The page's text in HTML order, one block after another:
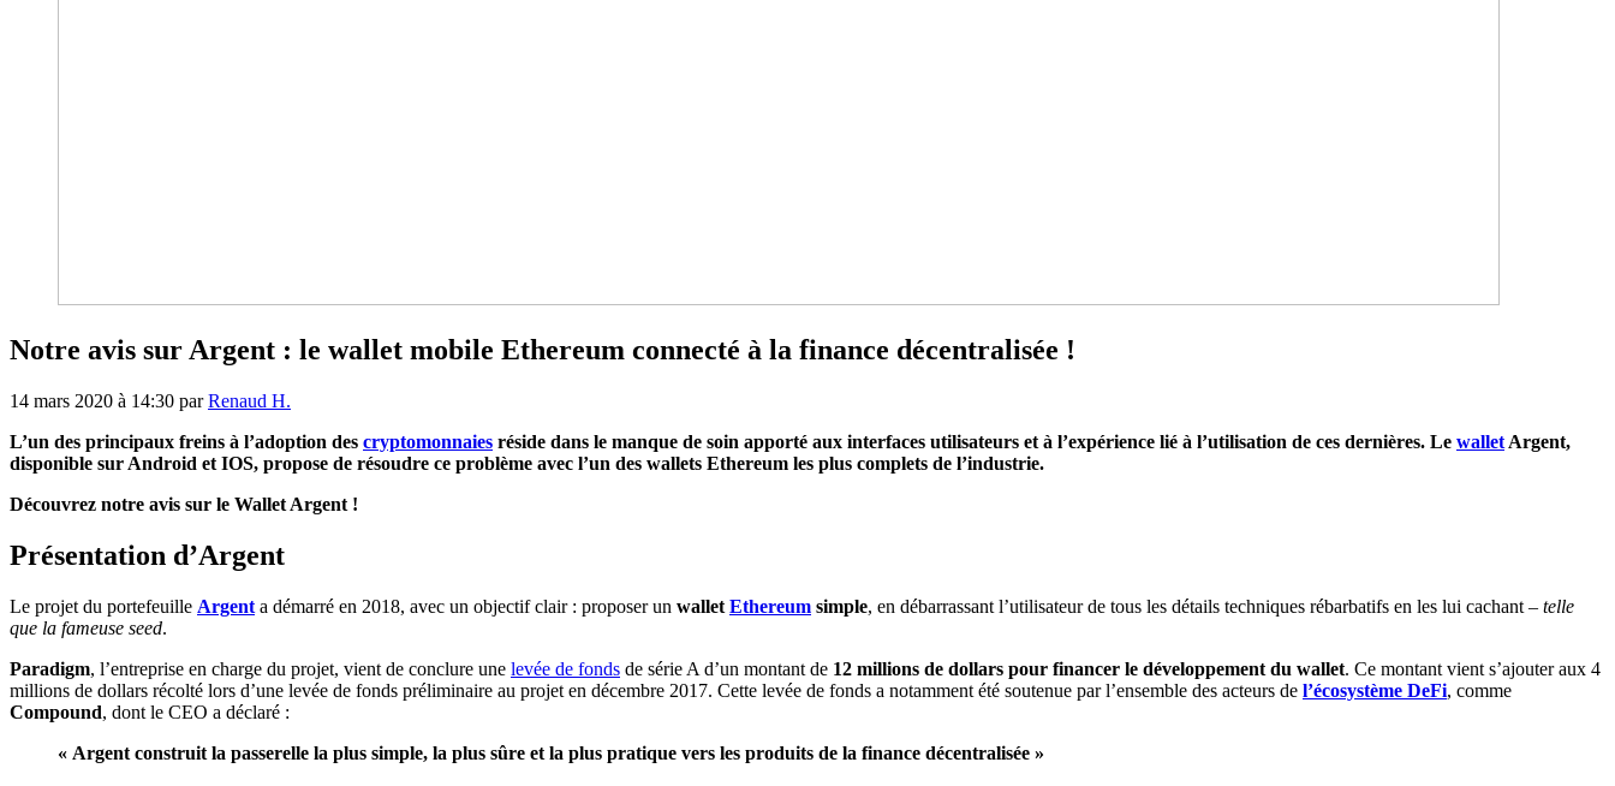
Notre avis sur Argent : le wallet mobile Ethereum connecté à la finance décentralisée !
14 mars 2020 à 14:30 parRenaud H.
L’un des principaux freins à l’adoption des cryptomonnaies réside dans le manque de soin apporté aux interfaces utilisateurs et à l’expérience lié à l’utilisation de ces dernières. Le wallet Argent,
disponible sur Android et IOS, propose de résoudre ce problème avec l’un des wallets Ethereum les plus complets de l’industrie.
Découvrez notre avis sur le Wallet Argent !
Présentation d’Argent
Le projet du portefeuille Argent a démarré en 2018, avec un objectif clair : proposer un wallet Ethereum simple, en débarrassant l’utilisateur de tous les détails techniques rébarbatifs en les lui cachant – telle
que la fameuse seed.
Paradigm, l’entreprise en charge du projet, vient de conclure une levée de fonds de série A d’un montant de 12 millions de dollars pour financer le développement du wallet. Ce montant vient s’ajouter aux 4
millions de dollars récolté lors d’une levée de fonds préliminaire au projet en décembre 2017. Cette levée de fonds a notamment été soutenue par l’ensemble des acteurs de l’écosystème DeFi, comme
Compound, dont le CEO a déclaré :
« Argent construit la passerelle la plus simple, la plus sûre et la plus pratique vers les produits de la finance décentralisée »